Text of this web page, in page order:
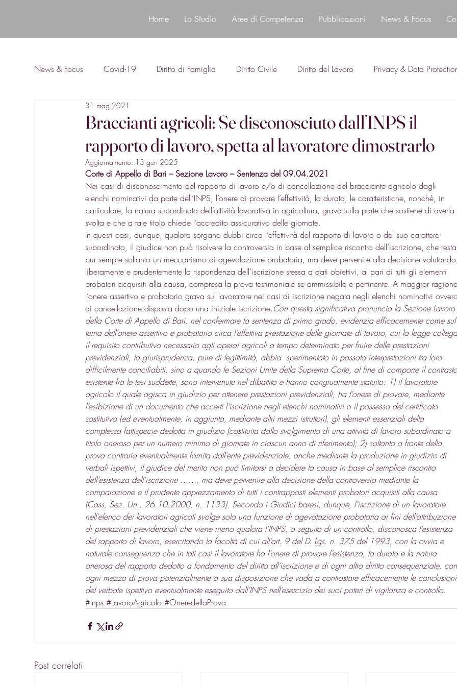
Home Lo Studio Aree di Competenza Pubblicazioni News & Focus
News & Focus Covid-19 Diritto di Famiglia Diritto Civile Diritto del Lavoro Privacy & Data
Diritto Bancario
Braccianti agricoli: Se disconosciuto dall’INPS il
rapporto di lavoro, spetta al lavoratore dimostrarlo
31 mag 2021
Aggiornamento: 13 gen 2025
Corte di Appello di Bari – Sezione Lavoro – Sentenza del 09.04.2021
Nei casi di disconoscimento del rapporto di lavoro e/o di cancellazione del bracciante agricolo dagli
elenchi nominativi da parte dell’INPS, l’onere di provare l’effettività, la durata, le caratteristiche, nonché, in
particolare, la natura subordinata dell’attività lavorativa in agricoltura, grava sulla parte che sostiene di averla
svolta e che a tale titolo chiede l’accredito assicurativo delle giornate.
In questi casi, dunque, qualora sorgano dubbi circa l’effettività del rapporto di lavoro o del suo carattere
subordinato, il giudice non può risolvere la controversia in base al semplice riscontro dell’iscrizione, che resta
pur sempre soltanto un meccanismo di agevolazione probatoria, ma deve pervenire alla decisione valutando
liberamente e prudentemente la rispondenza dell’iscrizione stessa a dati obiettivi, al pari di tutti gli elementi
probatori acquisiti alla causa, compresa la prova testimoniale se ammissibile e pertinente. A maggior
l’onere assertivo e probatorio grava sul lavoratore nei casi di iscrizione negata negli elenchi nominativi
di cancellazione disposta dopo una iniziale iscrizione.Con questa significativa pronuncia la Sezione Lavoro
della Corte di Appello di Bari, nel confermare la sentenza di primo grado, evidenzia efficacemente come sul
tema dell’onere assertivo e probatorio circa l’effettiva prestazione delle giornate di lavoro, cui la legge
il requisito contributivo necessario agli operai agricoli a tempo determinato per fruire delle prestazioni
previdenziali, la giurisprudenza, pure di legittimità, abbia  sperimentato in passato interpretazioni tra loro
difficilmente conciliabili, sino a quando le Sezioni Unite della Suprema Corte, al fine di comporre il
esistente fra le tesi suddette, sono intervenute nel dibattito e hanno congruamente statuito: 1) il lavoratore
agricolo il quale agisca in giudizio per ottenere prestazioni previdenziali, ha l’onere di provare, mediante
l’esibizione di un documento che accerti l’iscrizione negli elenchi nominativi o il possesso del certificato
sostitutivo (ed eventualmente, in aggiunta, mediante altri mezzi istruttori), gli elementi essenziali della
complessa fattispecie dedotta in giudizio (costituita dallo svolgimento di una attività di lavoro subordinato a
titolo oneroso per un numero minimo di giornate in ciascun anno di riferimento); 2) soltanto a fronte della
prova contraria eventualmente fornita dall’ente previdenziale, anche mediante la produzione in giudizio di
verbali ispettivi, il giudice del merito non può limitarsi a decidere la causa in base al semplice riscontro
dell’esistenza dell’iscrizione ……, ma deve pervenire alla decisione della controversia mediante la
comparazione e il prudente apprezzamento di tutti i contrapposti elementi probatori acquisiti alla causa
(Cass, Sez. Un., 26.10.2000, n. 1133). Secondo i Giudici baresi, dunque, l’iscrizione di un lavoratore
nell’elenco dei lavoratori agricoli svolge solo una funzione di agevolazione probatoria ai fini dell’attribuzione
di prestazioni previdenziali che viene meno qualora l’INPS, a seguito di un controllo, disconosca l’esistenza
del rapporto di lavoro, esercitando la facoltà di cui all’art. 9 del D. Lgs. n. 375 del 1993, con la ovvia e
naturale conseguenza che in tali casi il lavoratore ha l’onere di provare l’esistenza, la durata e la natura
onerosa del rapporto dedotto a fondamento del diritto all’iscrizione e di ogni altro diritto consequenziale, con
ogni mezzo di prova potenzialmente a sua disposizione che vada a contrastare efficacemente le conclusioni
del verbale ispettivo eventualmente eseguito dall’INPS nell’esercizio dei suoi poteri di vigilanza e controllo.
#Inps #LavoroAgricolo #OneredellaProva
Post correlati